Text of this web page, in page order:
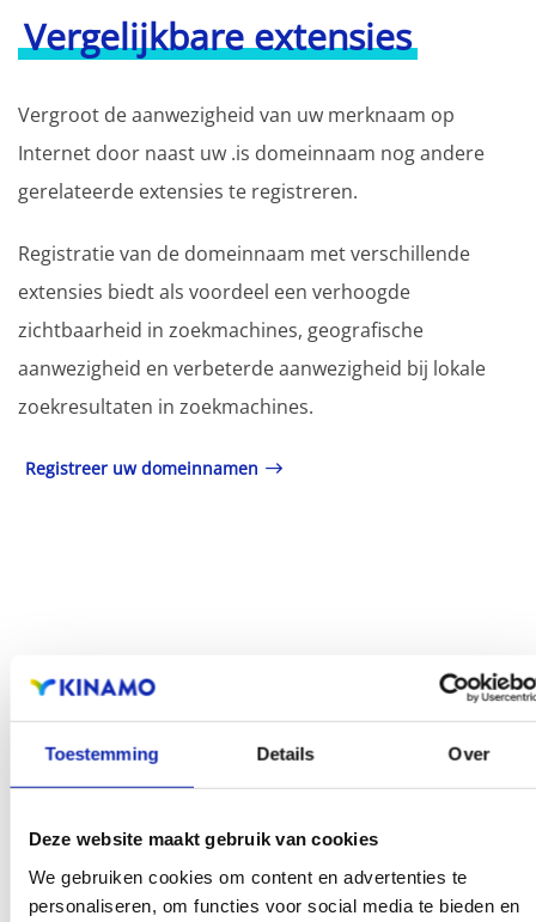
Toestemming Details Over
Deze website maakt gebruik van cookies
We gebruiken cookies om content en advertenties te
personaliseren, om functies voor social media te bieden en
Vergelijkbare extensies
Vergroot de aanwezigheid van uw merknaam op
Internet door naast uw .is domeinnaam nog andere
gerelateerde extensies te registreren.
Registratie van de domeinnaam met verschillende
extensies biedt als voordeel een verhoogde
zichtbaarheid in zoekmachines, geografische
aanwezigheid en verbeterde aanwezigheid bij lokale
zoekresultaten in zoekmachines.
Registreer uw domeinnamen